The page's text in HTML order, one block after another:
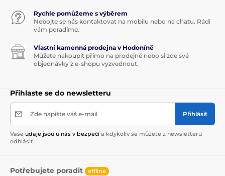
Rychle pomůžeme s výběrem
Nebojte se nás kontaktovat na mobilu nebo na chatu. Rádi
vám poradíme.
Vlastní kamenná prodejna v Hodoníně
Můžete nakoupit přímo na prodejně nebo si zde své
objednávky z e-shopu vyzvednout.
Přihlaste se do newsletteru
Zde napište váš e-mail Přihlásit
Vaše údaje jsou u nás v bezpečí a kdykoliv se můžete z newsletteru
odhlásit.
Potřebujete poradit offline